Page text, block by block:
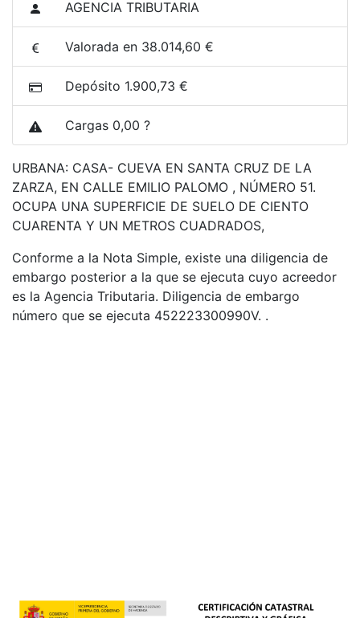
AGENCIA TRIBUTARIA
Valorada en 38.014,60 €
Depósito 1.900,73 €
Cargas 0,00 ?
URBANA: CASA- CUEVA EN SANTA CRUZ DE LA
ZARZA, EN CALLE EMILIO PALOMO , NÚMERO 51.
OCUPA UNA SUPERFICIE DE SUELO DE CIENTO
CUARENTA Y UN METROS CUADRADOS,
Conforme a la Nota Simple, existe una diligencia de
embargo posterior a la que se ejecuta cuyo acreedor
es la Agencia Tributaria. Diligencia de embargo
número que se ejecuta 452223300990V. .